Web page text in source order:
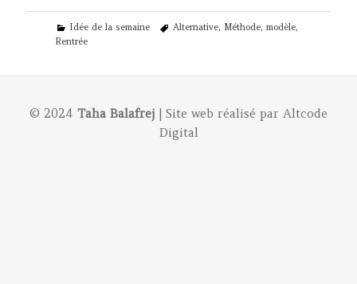
Categories
Idée de la semaine Tags
Alternative, Méthode, modèle,
Rentrée
© 2024 Taha Balafrej | Site web réalisé par Altcode
Digital